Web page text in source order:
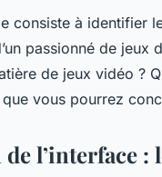
consiste à identifier
passionné de jeux
de jeux vidéo ?
vous pourrez
l’interface :